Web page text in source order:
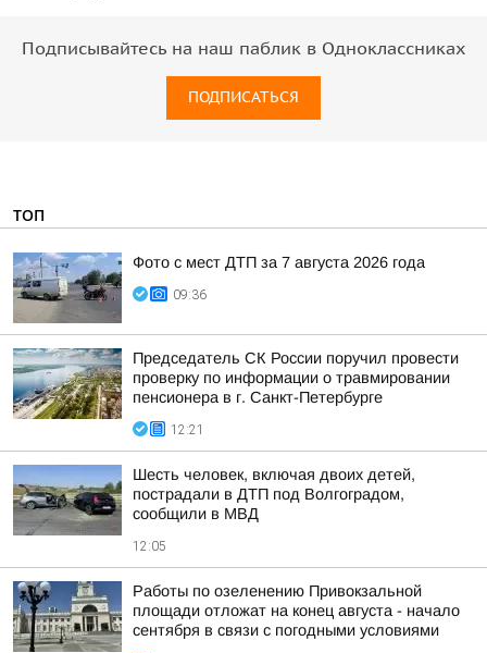
Подписывайтесь на наш паблик в Одноклассниках
ПОДПИСАТЬСЯ
ТОП
Фото с мест ДТП за 7 августа 2026 года
09:36
Председатель СК России поручил провести
проверку по информации о травмировании
пенсионера в г. Санкт-Петербурге
12:21
Шесть человек, включая двоих детей,
пострадали в ДТП под Волгоградом,
сообщили в МВД
12:05
Работы по озеленению Привокзальной
площади отложат на конец августа - начало
сентября в связи с погодными условиями